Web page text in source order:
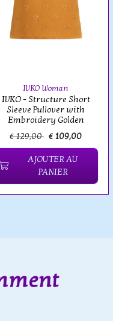
IVKO Woman
IVKO - Structure Short
Sleeve Pullover with
Embroidery Golden
€ 129,00 € 109,00
AJOUTER AU
PANIER